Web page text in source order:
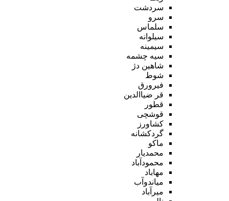
سردشت
سرو
سلماس
سیلوانه
سیمینه
سیه چشمه
شاهین دژ
شوط
فیرورق
قر ضیاالدین
قطور
قوشچی
کشاورز
گردکشانه
ماکو
محمدیار
محمودآباد
مهاباد
میاندوآب
میرآباد